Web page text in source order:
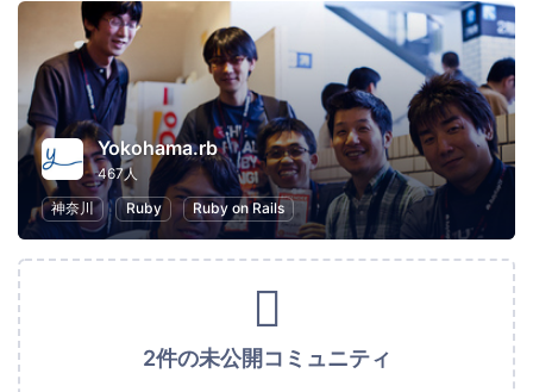
Yokohama.rb
467人
神奈川
Ruby Ruby on Rails
2件の未公開コミュニティ